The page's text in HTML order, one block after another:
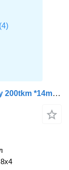
Volvo FH540 *8x4 *STEEL/STEEL *Only 200tkm *14m3 *VBG
8x4